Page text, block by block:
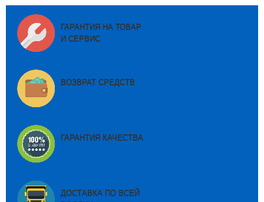
ГАРАНТИЯ НА ТОВАР
И СЕРВИС
ВОЗВРАТ СРЕДСТВ
ГАРАНТИЯ КАЧЕСТВА
ДОСТАВКА ПО ВСЕЙ